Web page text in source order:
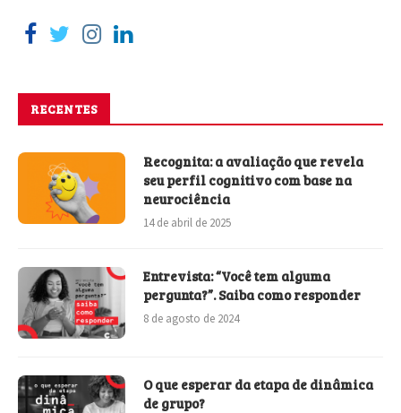
RECENTES
Recognita: a avaliação que revela
seu perfil cognitivo com base na
neurociência
14 de abril de 2025
Entrevista: “Você tem alguma
pergunta?”. Saiba como responder
8 de agosto de 2024
O que esperar da etapa de dinâmica
de grupo?